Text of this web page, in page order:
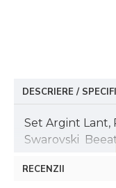
DESCRIERE /
Set Argint Lant,
Swarovski
RECENZII